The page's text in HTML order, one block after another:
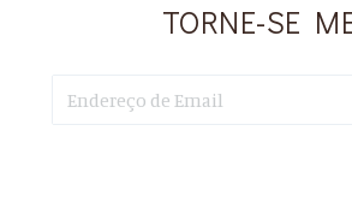
TORNE-SE